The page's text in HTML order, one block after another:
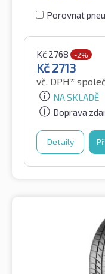
Porovnat
Kč2768 -2%
Kč 2713
vč. DPH*
NA SKLADĚ
Doprava
Detaily